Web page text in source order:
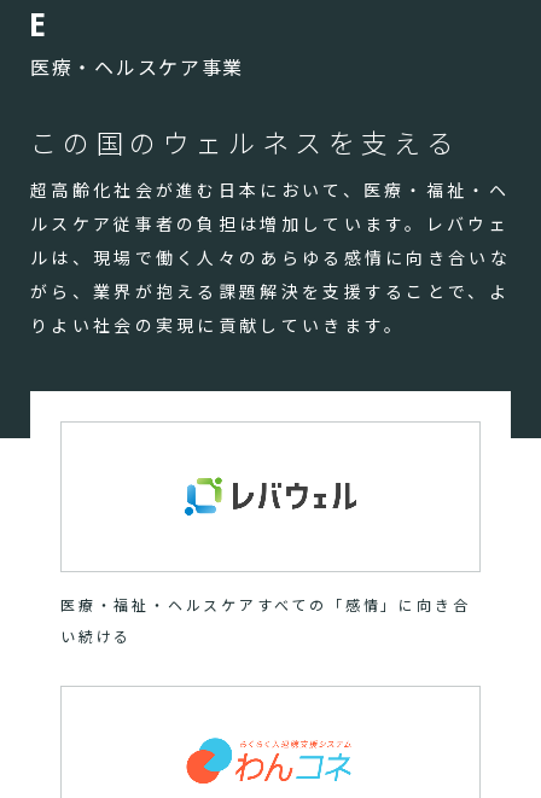
E
医療・ヘルスケア事業
この国のウェルネスを支える
超高齢化社会が進む日本において、医療・福祉・ヘ
ルスケア従事者の負担は増加しています。レバウェ
ルは、現場で働く人々のあらゆる感情に向き合いな
がら、業界が抱える課題解決を支援することで、よ
りよい社会の実現に貢献していきます。
医療・福祉・ヘルスケアすべての「感情」に向き合
い続ける